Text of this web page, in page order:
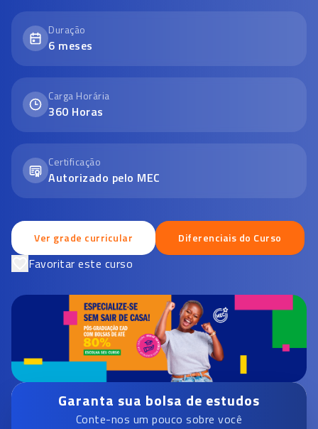
Duração
6 meses
Carga Horária
360 Horas
Certificação
Autorizado pelo MEC
Ver grade curricular Diferenciais do Curso
Favoritar este curso
Garanta sua bolsa de estudos
Conte-nos um pouco sobre você